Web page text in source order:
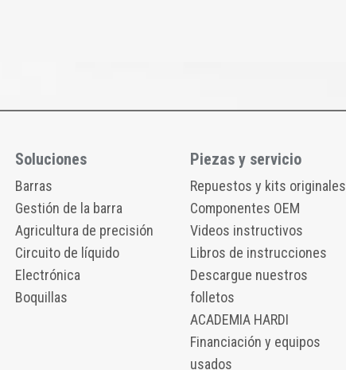
Soluciones
Barras
Gestión de la barra
Agricultura de precisión
Circuito de líquido
Electrónica
Boquillas
Piezas y servicio
Repuestos y kits originales
Componentes OEM
Videos instructivos
Libros de instrucciones
Descargue nuestros
folletos
ACADEMIA HARDI
Financiación y equipos
usados